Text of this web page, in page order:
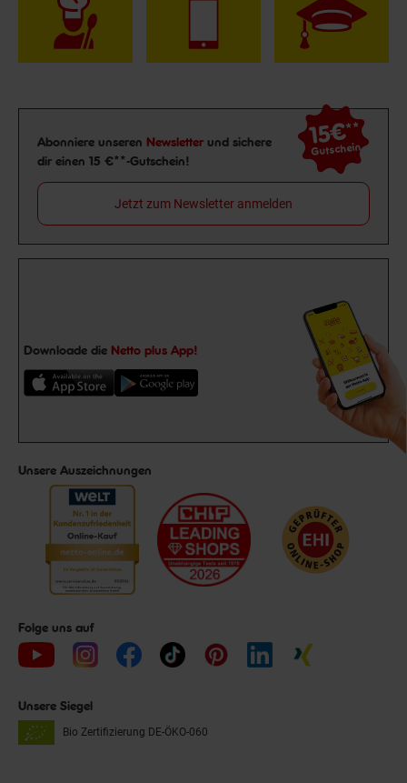
Newsletter Anmeldung
Abonniere unseren Newsletter und sichere
dir einen 15 €**-Gutschein!
15€**
Gutschein
Jetzt zum Newsletter anmelden
Downloade die Netto plus App!
Unsere Auszeichnungen
Folge uns auf
Unsere Siegel
Bio Zertifizierung DE-ÖKO-060